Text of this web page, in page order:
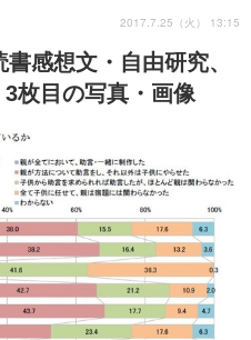
感想文・自由研究、
枚目の写真・画像
2017.7.25（火） 13:15